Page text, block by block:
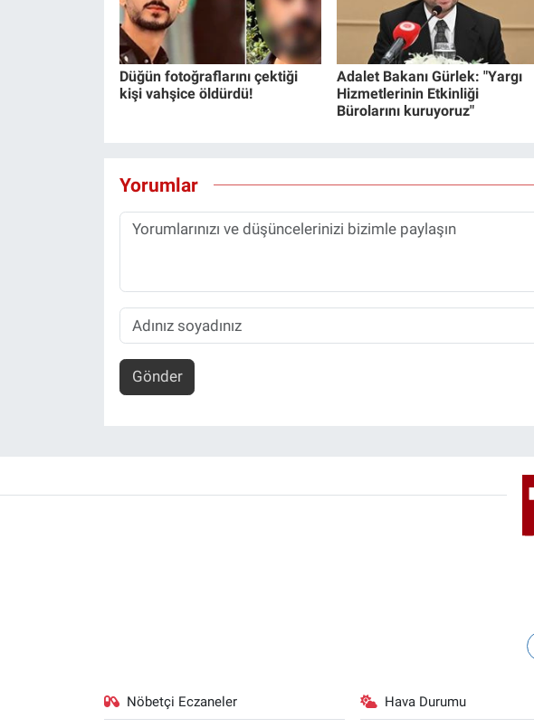
Düğün fotoğraflarını çektiği
kişi vahşice öldürdü!
Adalet Bakanı Gürlek: "Yargı
Hizmetlerinin Etkinliği
Bürolarını kuruyoruz"
Yorumlar
Gönder
Nöbetçi Eczaneler Hava Durumu